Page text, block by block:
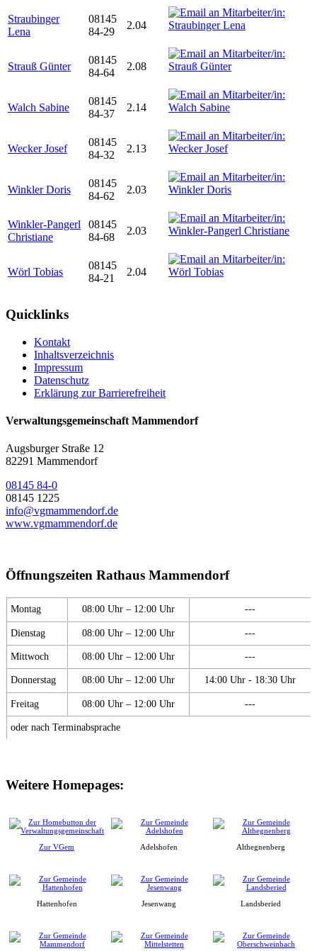
Straubinger
Lena
08145
84-29
2.04
Strauß Günter
08145
84-64
2.08
Walch Sabine
08145
84-37
2.14
Wecker Josef
08145
84-32
2.13
Winkler Doris
08145
84-62
2.03
Winkler-Pangerl
Christiane
08145
84-68
2.03
Wörl Tobias
08145
84-21
2.04
Quicklinks
Kontakt
Inhaltsverzeichnis
Impressum
Datenschutz
Erklärung zur Barrierefreiheit
Verwaltungsgemeinschaft Mammendorf
Augsburger Straße 12
82291 Mammendorf
08145 84-0
08145 1225
info@vgmammendorf.de
www.vgmammendorf.de
Öffnungszeiten Rathaus Mammendorf
Montag 08:00 Uhr – 12:00 Uhr ---
Dienstag 08:00 Uhr – 12:00 Uhr ---
Mittwoch 08:00 Uhr – 12:00 Uhr ---
Donnerstag 08:00 Uhr – 12:00 Uhr 14:00 Uhr - 18:30 Uhr
Freitag 08:00 Uhr – 12:00 Uhr ---
oder nach Terminabsprache
Weitere Homepages:
Zur VGem Adelshofen Althegnenberg
Hattenhofen Jesenwang Landsberied